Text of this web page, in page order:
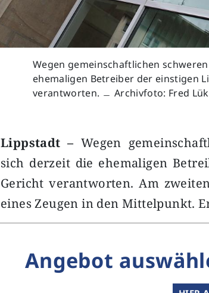
Wegen gemeinschaftlichen
ehemaligen Betreiber der einstigen
verantworten. ﹘ Archivfoto: Fred
Lippstadt – Wegen
sich derzeit die ehemaligen
Gericht verantworten. Am
eines Zeugen in den Mittelpunkt.
Angebot